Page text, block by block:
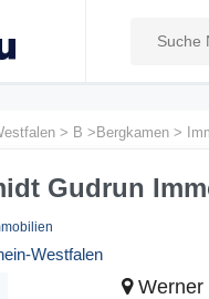
> B > Bergkamen >
Gudrun
Westfalen
Werner